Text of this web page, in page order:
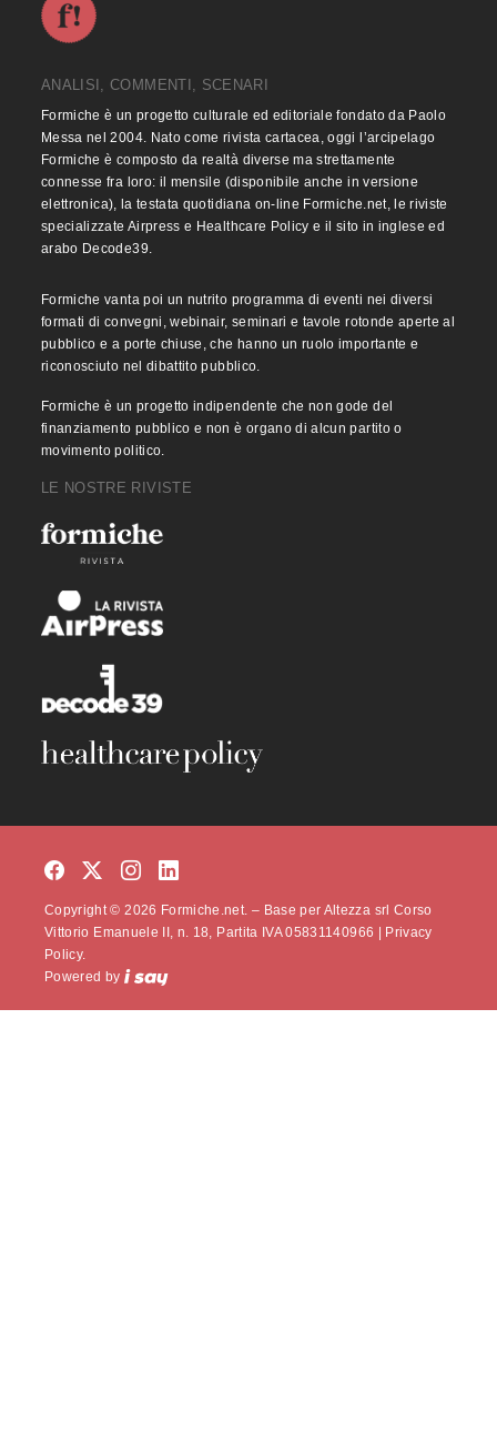
ANALISI, COMMENTI, SCENARI
Formiche è un progetto culturale ed editoriale fondato da Paolo
Messa nel 2004. Nato come rivista cartacea, oggi l’arcipelago
Formiche è composto da realtà diverse ma strettamente
connesse fra loro: il mensile (disponibile anche in versione
elettronica), la testata quotidiana on-line Formiche.net, le riviste
specializzate Airpress e Healthcare Policy e il sito in inglese ed
arabo Decode39.
Formiche vanta poi un nutrito programma di eventi nei diversi
formati di convegni, webinair, seminari e tavole rotonde aperte al
pubblico e a porte chiuse, che hanno un ruolo importante e
riconosciuto nel dibattito pubblico.
Formiche è un progetto indipendente che non gode del
finanziamento pubblico e non è organo di alcun partito o
movimento politico.
LE NOSTRE RIVISTE
Copyright © 2026 Formiche.net. – Base per Altezza srl Corso
Vittorio Emanuele II, n. 18, Partita IVA 05831140966 | Privacy
Policy.
Powered by